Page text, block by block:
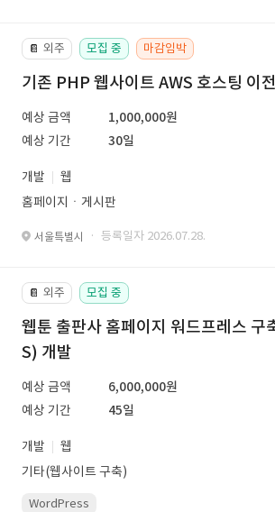
📔 외주 모집 중 마감임박
기존 PHP 웹사이트 AWS 호스팅 이전
예상 금액
1,000,000원
예상 기간
30일
개발
웹
홈페이지ㆍ게시판
서울특별시 · 등록일자 2026.07.28.
📔 외주 모집 중
웹툰 출판사 홈페이지 워드프레스 구
S) 개발
예상 금액
6,000,000원
예상 기간
45일
개발
웹
기타(웹사이트 구축)
WordPress